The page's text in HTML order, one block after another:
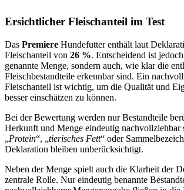
Ersichtlicher Fleischanteil im Test
Das Premiere Hundefutter enthält laut
Fleischanteil von 26 %. Entscheidend ist
genannte Menge, sondern auch, wie klar die
Fleischbestandteile erkennbar sind. Ein
Fleischanteil ist wichtig, um die Qualität und
besser einschätzen zu können.
Bei der Bewertung werden nur Bestandteile
Herkunft und Menge eindeutig
„Protein“, „tierisches Fett“ oder
Deklaration bleiben unberücksichtigt.
Neben der Menge spielt auch die Klarheit der
zentrale Rolle. Nur eindeutig benannte